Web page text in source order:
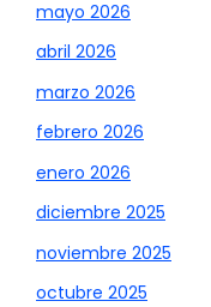
mayo 2026
abril 2026
marzo 2026
febrero 2026
enero 2026
diciembre 2025
noviembre 2025
octubre 2025